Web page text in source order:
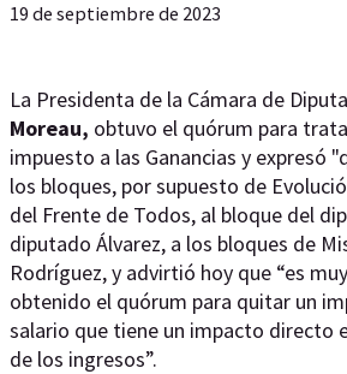
19 de septiembre de 2023
La Presidenta de la Cámara de
Moreau, obtuvo el quórum para
impuesto a las Ganancias y expresó
los bloques, por supuesto de
del Frente de Todos, al bloque del
diputado Álvarez, a los bloques de
Rodríguez, y advirtió hoy que “es
obtenido el quórum para quitar un
salario que tiene un impacto directo
de los ingresos”.